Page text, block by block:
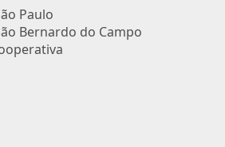
Paulo
Bernardo do Campo